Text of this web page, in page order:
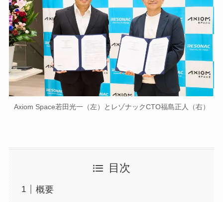
Axiom Space若田光一（左）とレゾナックCTO福島正人（右）
目次
概要